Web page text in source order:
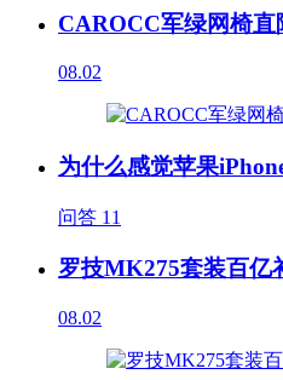
CAROCC军绿网椅直
08.02
为什么感觉苹果
问答 11
罗技MK275套装百亿
08.02